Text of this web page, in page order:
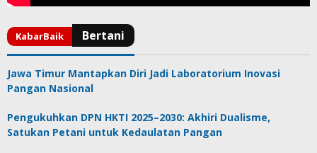
Jawa Timur Mantapkan Diri Jadi Laboratorium Inovasi
Pangan Nasional
Pengukuhkan DPN HKTI 2025–2030: Akhiri Dualisme,
Satukan Petani untuk Kedaulatan Pangan